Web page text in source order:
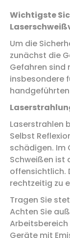
Wichtigste
Um die
zunächst die
Gefahren sind
insbesondere
Laserstrahlen
Selbst
schädigen. Im
Schweißen ist
offensichtlich.
rechtzeitig zu
Tragen Sie
Achten Sie
Geräte mit